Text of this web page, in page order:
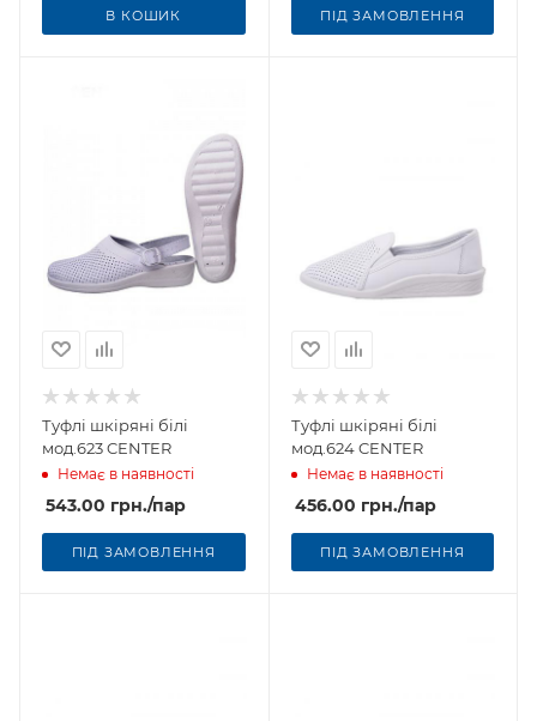
В КОШИК ПІД ЗАМОВЛЕННЯ
Туфлі шкіряні білі
мод.623 CENTER
Немає в наявності
543.00 грн./пар
ПІД ЗАМОВЛЕННЯ
Туфлі шкіряні білі
мод.624 CENTER
Немає в наявності
456.00 грн./пар
ПІД ЗАМОВЛЕННЯ